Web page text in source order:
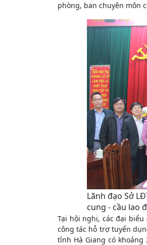
phòng, ban chuyên môn
Lãnh đạo Sở
cung - cầu lao
Tại hội nghị, các đại
công tác hỗ trợ tuyển
tỉnh Hà Giang có